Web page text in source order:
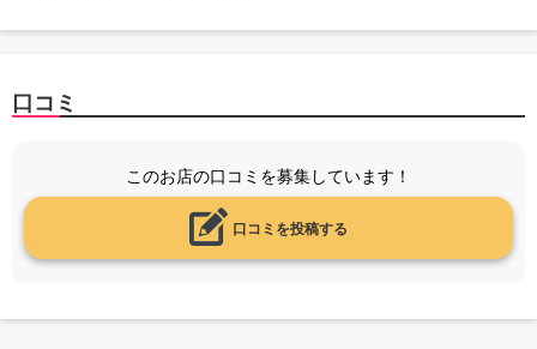
口コミ
このお店の口コミを募集しています！
口コミを投稿する